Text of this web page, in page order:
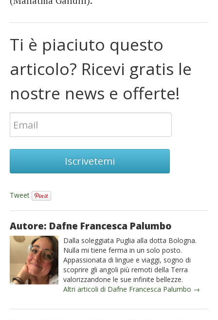
Ti è piaciuto questo
articolo? Ricevi gratis le
nostre news e offerte!
Iscrivetemi
Tweet
Autore: Dafne Francesca Palumbo
Dalla soleggiata Puglia alla dotta Bologna.
Nulla mi tiene ferma in un solo posto.
Appassionata di lingue e viaggi, sogno di
scoprire gli angoli più remoti della Terra
valorizzandone le sue infinite bellezze.
Altri articoli di Dafne Francesca Palumbo →